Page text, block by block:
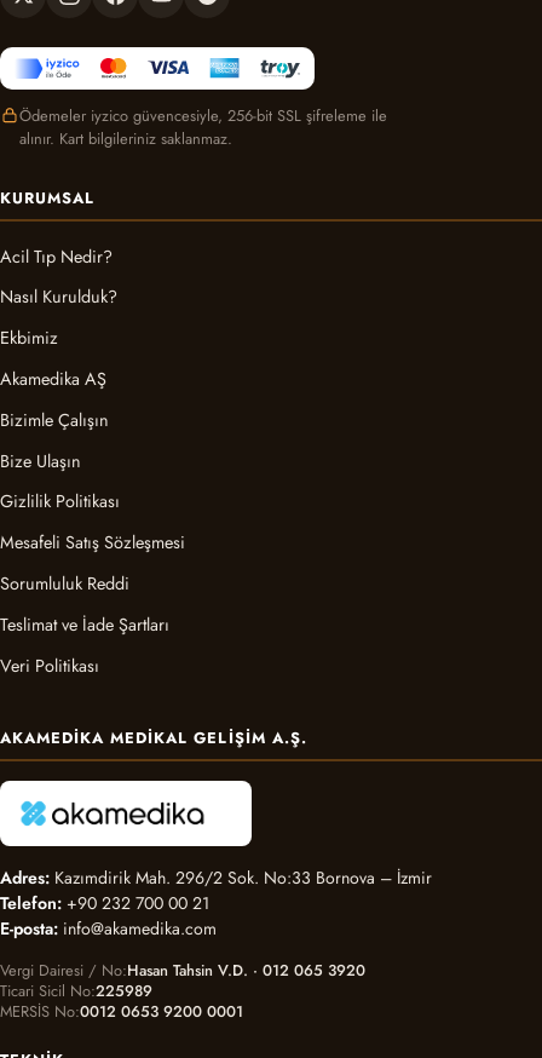
Ödemeler iyzico güvencesiyle, 256-bit SSL şifreleme ile
alınır. Kart bilgileriniz saklanmaz.
KURUMSAL
Acil Tıp Nedir?
Nasıl Kurulduk?
Ekbimiz
Akamedika AŞ
Bizimle Çalışın
Bize Ulaşın
Gizlilik Politikası
Mesafeli Satış Sözleşmesi
Sorumluluk Reddi
Teslimat ve İade Şartları
Veri Politikası
AKAMEDIKA MEDIKAL GELIŞIM A.Ş.
Adres: Kazımdirik Mah. 296/2 Sok. No:33 Bornova – İzmir
Telefon: +90 232 700 00 21
E-posta: info@akamedika.com
Vergi Dairesi / No Hasan Tahsin V.D. · 012 065 3920
Ticari Sicil No 225989
MERSİS No 0012 0653 9200 0001